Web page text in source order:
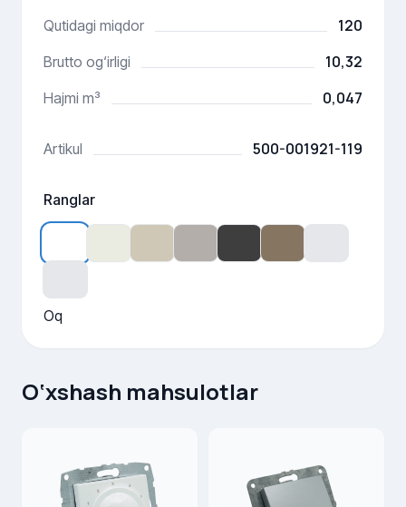
Qutidagi miqdor 120
Brutto og‘irligi 10,32
Hajmi m³ 0,047
Artikul 500-001921-119
Ranglar
Oq
O‘xshash mahsulotlar